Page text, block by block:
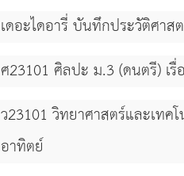
เดอะไดอารี่ บันทึกประวัติศา
ศ23101 ศิลปะ ม.3 (ดนตรี) เรื่
ว23101 วิทยาศาสตร์และเทค
อาทิตย์